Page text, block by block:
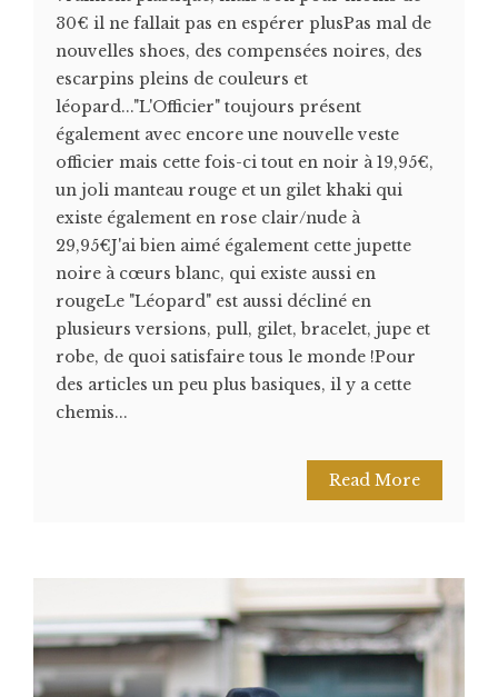
30€ il ne fallait pas en espérer plusPas mal de
nouvelles shoes, des compensées noires, des
escarpins pleins de couleurs et
léopard..."L'Officier" toujours présent
également avec encore une nouvelle veste
officier mais cette fois-ci tout en noir à 19,95€,
un joli manteau rouge et un gilet khaki qui
existe également en rose clair/nude à
29,95€J'ai bien aimé également cette jupette
noire à cœurs blanc, qui existe aussi en
rougeLe "Léopard" est aussi décliné en
plusieurs versions, pull, gilet, bracelet, jupe et
robe, de quoi satisfaire tous le monde !Pour
des articles un peu plus basiques, il y a cette
chemis...
Read More